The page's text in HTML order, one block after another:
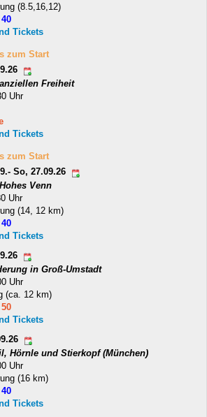
(8.5,16,12)
Tickets
zum Start
Freiheit
Uhr
Tickets
zum Start
So, 27.09.26
Venn
Uhr
(14, 12 km)
Tickets
in Groß-Umstadt
Uhr
(ca. 12 km)
Tickets
Hörnle und Stierkopf (München)
Uhr
(16 km)
Tickets